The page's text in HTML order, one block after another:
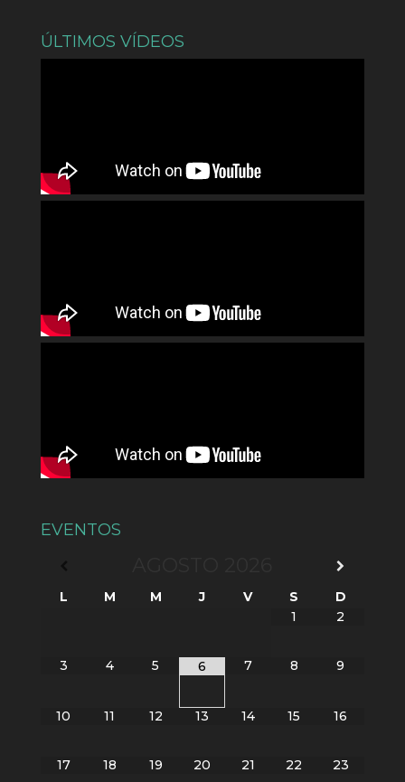
ÚLTIMOS VÍDEOS
EVENTOS
L M M J V S
D
1
2
3 4 5 6 7 8 9
10 11 12 13 14 15 16
17 18 19 20 21 22 23